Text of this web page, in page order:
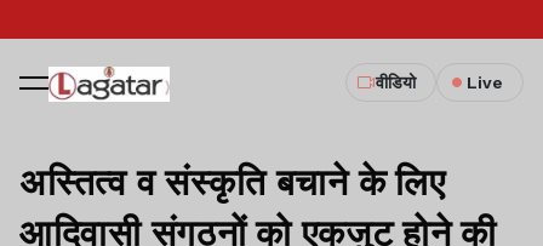
वीडियो Live
अस्तित्व व संस्कृति बचाने के लिए
आदिवासी संगठनों को एकजुट होने की